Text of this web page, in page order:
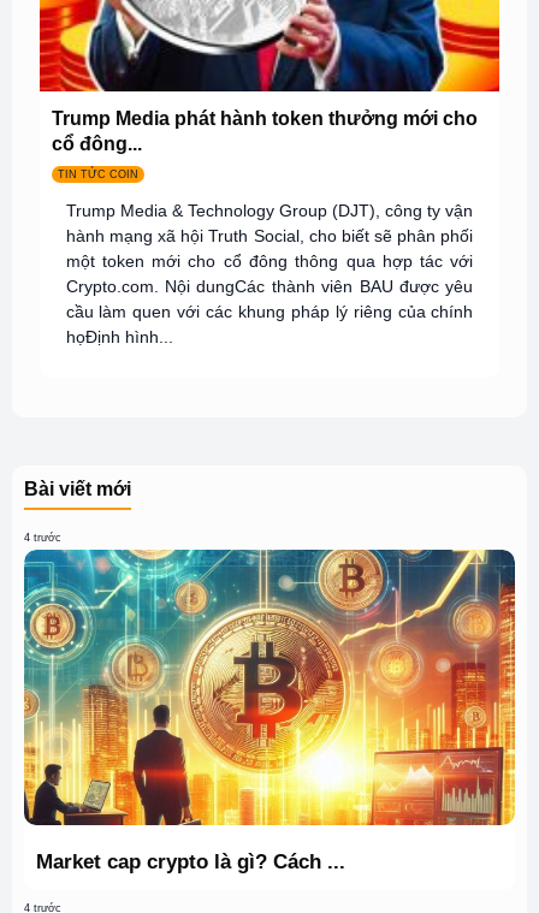
Trump Media phát hành token thưởng mới cho
cổ đông...
TIN TỨC COIN
Trump Media & Technology Group (DJT), công ty vận
hành mạng xã hội Truth Social, cho biết sẽ phân phối
một token mới cho cổ đông thông qua hợp tác với
Crypto.com. Nội dungCác thành viên BAU được yêu
cầu làm quen với các khung pháp lý riêng của chính
họĐịnh hình...
Bài viết mới
4 trước
Market cap crypto là gì? Cách ...
4 trước